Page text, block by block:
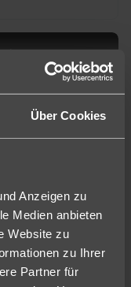
Über Cookies
Anzeigen zu
Medien anbieten
Website zu
zu Ihrer
Partner für
Hotels, in
kannst.
und